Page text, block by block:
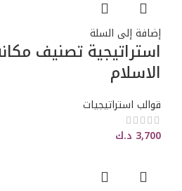
إضافة إلى السلة
استراتيجية تصنيف
الاسلام
قوالب استراتيجيات
3,700 د.ك